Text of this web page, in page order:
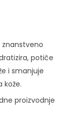
znanstveno
potiče
i smanjuje
kože.
proizvodnje